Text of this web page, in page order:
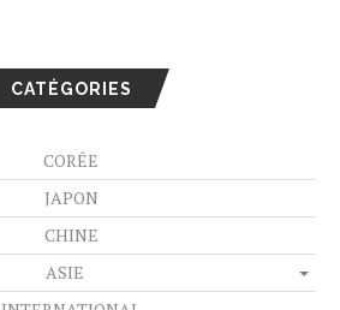
CATÉGORIES
CORÉE
JAPON
CHINE
ASIE